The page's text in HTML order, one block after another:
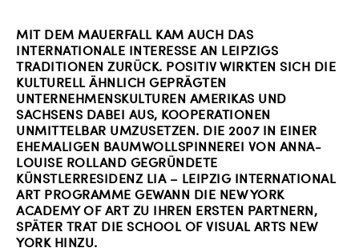
MIT DEM MAUERFALL KAM AUCH DAS
INTERNATIONALE INTERESSE AN LEIPZIGS
TRADITIONEN ZURÜCK. POSITIV WIRKTEN SICH DIE
KULTURELL ÄHNLICH GEPRÄGTEN
UNTERNEHMENSKULTUREN AMERIKAS UND
SACHSENS DABEI AUS, KOOPERATIONEN
UNMITTELBAR UMZUSETZEN. DIE 2007 IN EINER
EHEMALIGEN BAUMWOLLSPINNEREI VON ANNA-
LOUISE ROLLAND GEGRÜNDETE
KÜNSTLERRESIDENZ LIA – LEIPZIG INTERNATIONAL
ART PROGRAMME GEWANN DIE NEW YORK
ACADEMY OF ART ZU IHREN ERSTEN PARTNERN,
SPÄTER TRAT DIE SCHOOL OF VISUAL ARTS NEW
YORK HINZU.